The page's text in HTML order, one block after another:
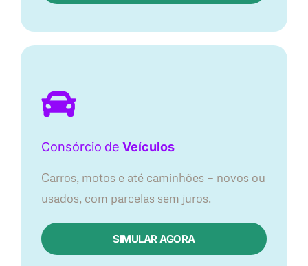
Consórcio de Veículos
Carros, motos e até caminhões — novos ou
usados, com parcelas sem juros.
SIMULAR AGORA